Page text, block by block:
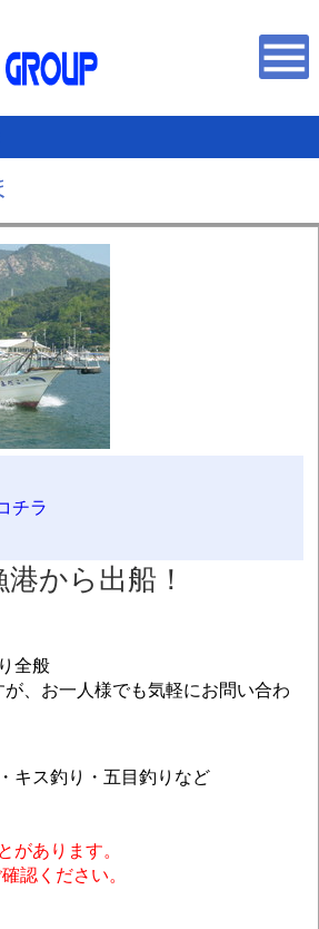
チラ
から出船！
全般
、お一人様でも気軽にお問い合わ
キス釣り・五目釣りなど
があります。
認ください。